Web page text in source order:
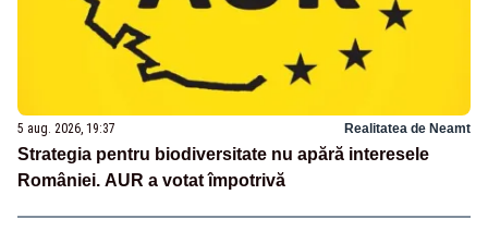
5 aug. 2026, 19:37 Realitatea de Neamt
Strategia pentru biodiversitate nu apără interesele
României. AUR a votat împotrivă